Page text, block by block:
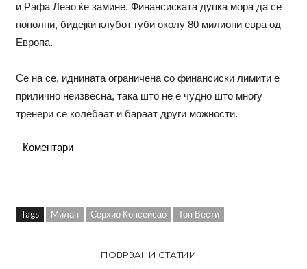
и Рафа Леао ќе замине. Финансиската дупка мора да се
пополни, бидејќи клубот губи околу 80 милиони евра од
Европа.
Се на се, иднината ограничена со финансиски лимити е
прилично неизвесна, така што не е чудно што многу
тренери се колебаат и бараат други можности.
Коментари
Tags Mилан Серхио Консеисао Топ Вести
ПОВРЗАНИ СТАТИИ